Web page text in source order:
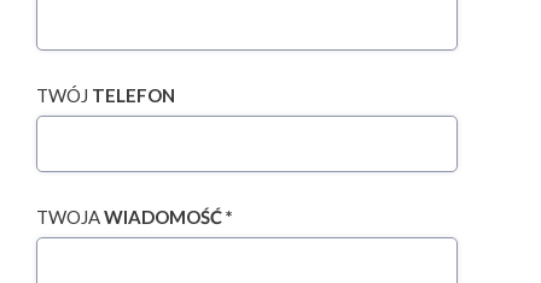
TWÓJ TELEFON
TWOJAWIADOMOŚĆ *